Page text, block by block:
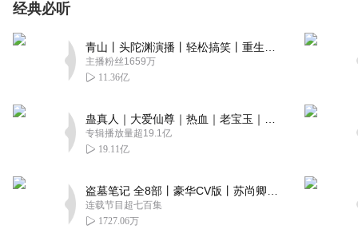
经典必听
主播粉丝1659万
11.36亿
专辑播放量超19.1亿
19.11亿
连载节目超七百集
1727.06万